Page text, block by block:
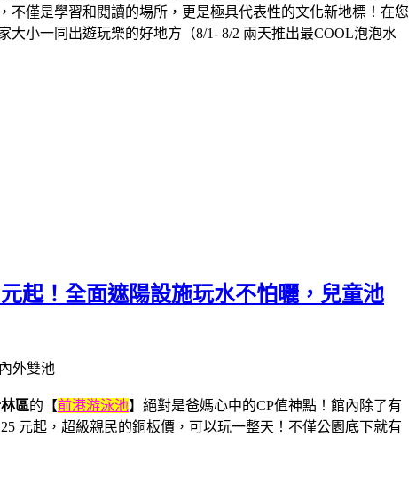
僅是學習和閱讀的場所，更是極具代表性的文化新地標！在您
小一同出遊玩樂的好地方（8/1- 8/2 兩天推出最COOL泡泡水
起！全面遮陽設施玩水不怕曬，兒童池
區的【前港游泳池】絕對是爸媽心中的CP值神點！館內除了有
元起，超級親民的銅板價，可以玩一整天！不僅公園底下就有